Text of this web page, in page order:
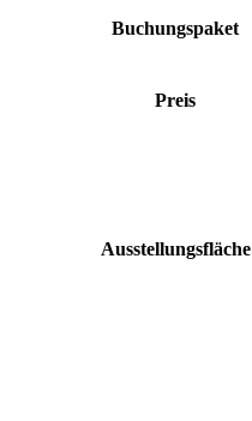
g
Buchungspaket
Preis
Ausstellungsfläche